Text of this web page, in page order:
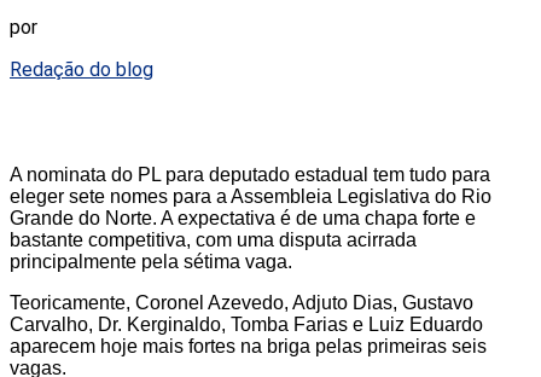
por
Redação do blog
A nominata do PL para deputado estadual tem tudo para
eleger sete nomes para a Assembleia Legislativa do Rio
Grande do Norte. A expectativa é de uma chapa forte e
bastante competitiva, com uma disputa acirrada
principalmente pela sétima vaga.
Teoricamente, Coronel Azevedo, Adjuto Dias, Gustavo
Carvalho, Dr. Kerginaldo, Tomba Farias e Luiz Eduardo
aparecem hoje mais fortes na briga pelas primeiras seis
vagas.